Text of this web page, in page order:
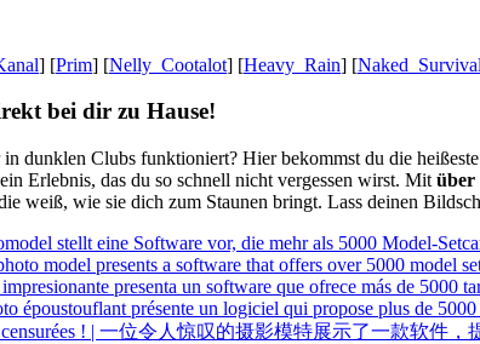
] [Prim] [Nelly_Cootalot] [Heavy_Rain] [Naked_Survival
bei dir zu Hause!
in dunklen Clubs funktioniert? Hier bekommst du die
Erlebnis, das du so schnell nicht vergessen wirst. Mit über
weiß, wie sie dich zum Staunen bringt. Lass deinen